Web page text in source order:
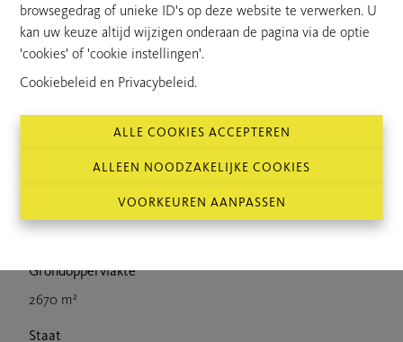
browsegedrag of unieke ID's op deze website te verwerken. U
kan uw keuze altijd wijzigen onderaan de pagina via de optie
'cookies' of 'cookie instellingen'.
Cookiebeleid en Privacybeleid.
ALLE COOKIES ACCEPTEREN
ALLEEN NOODZAKELIJKE COOKIES
VOORKEUREN AANPASSEN
Kenmerken
€ 42.000
Grondoppervlakte
2670 m²
Staat